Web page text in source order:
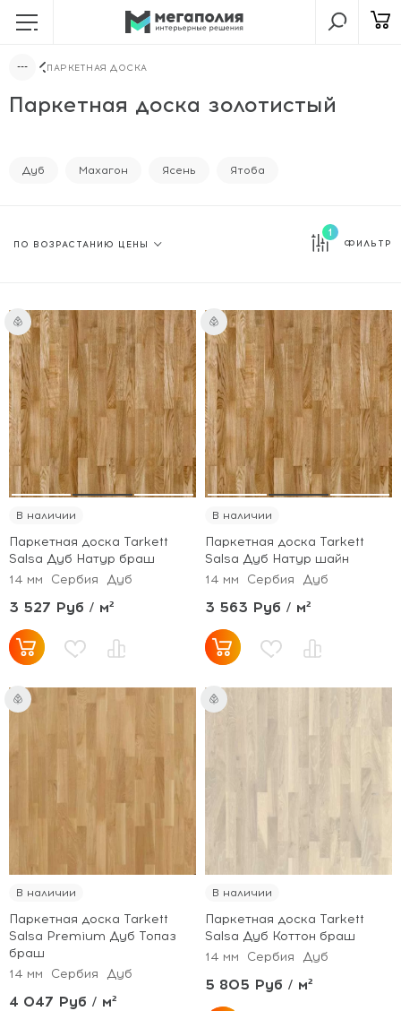
ПАРКЕТНАЯ ДОСКА
Паркетная доска золотистый
Дуб Махагон Ясень Ятоба
1
ФИЛЬТР
В наличии
Паркетная доска Tarkett
Salsa Дуб Натур браш
14 мм
Сербия Дуб
3 527 Руб / м²
В наличии
Паркетная доска Tarkett
Salsa Дуб Натур шайн
14 мм
Сербия Дуб
3 563 Руб / м²
В наличии
Паркетная доска Tarkett
Salsa Premium Дуб Топаз
браш
14 мм
Сербия Дуб
4 047 Руб / м²
В наличии
Паркетная доска Tarkett
Salsa Дуб Коттон браш
14 мм
Сербия Дуб
5 805 Руб / м²